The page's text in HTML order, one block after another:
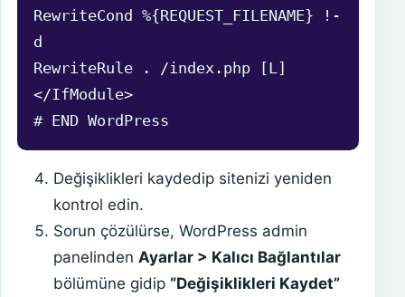
RewriteCond %{REQUEST_FILENAME} !-
d
RewriteRule . /index.php [L]
</IfModule>
# END WordPress
Değişiklikleri kaydedip sitenizi yeniden
kontrol edin.
Sorun çözülürse, WordPress admin
panelinden Ayarlar > Kalıcı Bağlantılar
bölümüne gidip “Değişiklikleri Kaydet”